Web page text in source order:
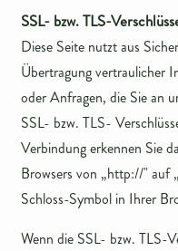
SSL- bzw. TLS-
Diese Seite nutzt aus
Übertragung vertraulicher
oder Anfragen, die Sie an
SSL- bzw. TLS-
Verbindung erkennen Sie
Browsers von „http://" auf
Schloss-Symbol in Ihrer
Wenn die SSL- bzw. TLS-